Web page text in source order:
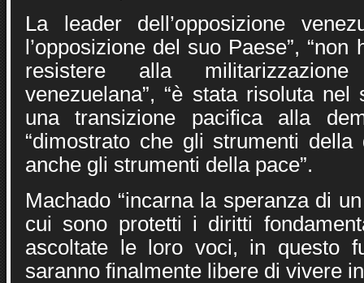
La leader dell’opposizione
l’opposizione del suo Paese”,
resistere alla
venezuelana”, “è stata risoluta nel
una transizione pacifica alla
“dimostrato che gli strumenti della
anche gli strumenti della pace”.
Machado “incarna la speranza di
cui sono protetti i diritti
ascoltate le loro voci, in questo
saranno finalmente libere di vivere